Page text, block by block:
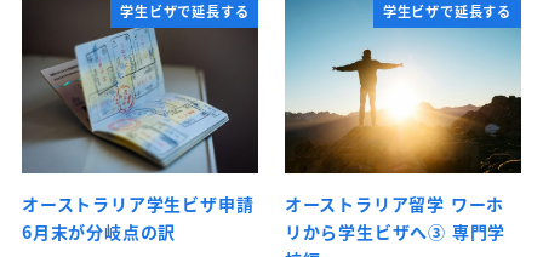
学生ビザで延長する
オーストラリア学生ビザ申請
6月末が分岐点の訳
学生ビザで延長する
オーストラリア留学 ワーホ
リから学生ビザへ③ 専門学